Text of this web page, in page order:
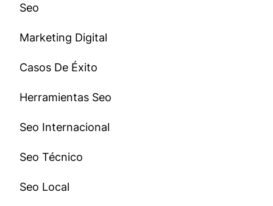
Seo
Marketing Digital
Casos De Éxito
Herramientas Seo
Seo Internacional
Seo Técnico
Seo Local